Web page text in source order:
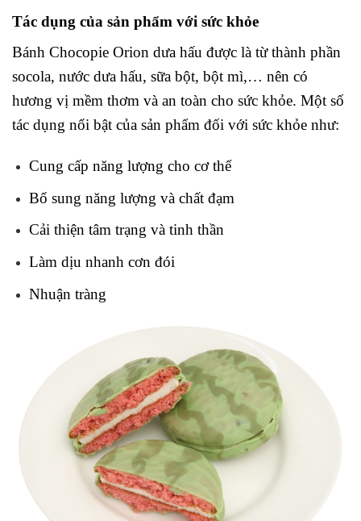
Tác dụng của sản phẩm với sức khỏe
Bánh Chocopie Orion dưa hấu được là từ thành phần
socola, nước dưa hấu, sữa bột, bột mì,… nên có
hương vị mềm thơm và an toàn cho sức khỏe. Một số
tác dụng nổi bật của sản phẩm đối với sức khỏe như:
Cung cấp năng lượng cho cơ thể
Bổ sung năng lượng và chất đạm
Cải thiện tâm trạng và tinh thần
Làm dịu nhanh cơn đói
Nhuận tràng